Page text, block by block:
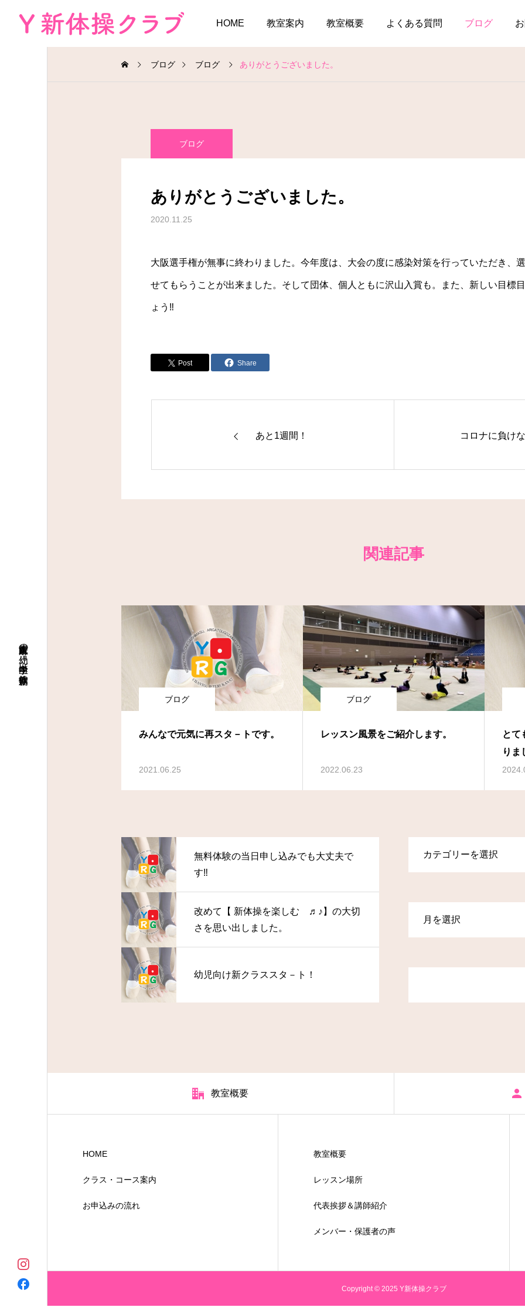
HOME 教室案内 教室概要 よくある質問 ブログ
大阪府八尾市の幼児～中学生向け新体操教室
ブログ ブログ ありがとうございました。
ブログ
ありがとうございました。
2020.11.25
大阪選手権が無事に終わりました。今年度は、大会の度に感染対策を行っていただき、
せてもらうことが出来ました。そして団体、個人ともに沢山入賞も。また、新しい目標
ょう‼
Post Share
あと1週間！ コロナに負け
関連記事
ブログ
みんなで元気に再スタ－トです。
2021.06.25
ブログ
レッスン風景をご紹介します。
2022.06.23
とて
りま
無料体験の当日申し込みでも大丈夫で
す‼
改めて【 新体操を楽しむ ♬♪】の大切
さを思い出しました。
幼児向け新クラススタ－ト！
教室概要
HOME
クラス・コース案内
お申込みの流れ
教室概要
レッスン場所
代表挨拶＆講師紹介
メンバー・保護者の声
Copyright © 2025 Y新体操クラブ